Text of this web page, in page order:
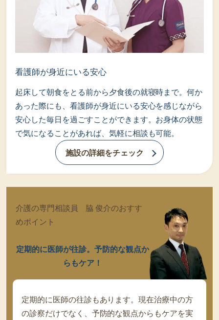
看護師が身近にいる安心
起床して朝食をとる前から夕食後の就寝時まで。何か
あった際にも、看護師が身近にいる安心を感じながら
安心した毎日を過ごすことができます。お身体の状態
で気になることがあれば、気軽に相談も可能。
施設の詳細をチェック
介護の専門相談員 脇 俊介のおすす
めポイント
定期的に医師が往診。予防的な観点か
らもケア！
定期的に医師の往診もあります。現在治療中の方
の診察だけでなく、予防的な観点からもケアを実